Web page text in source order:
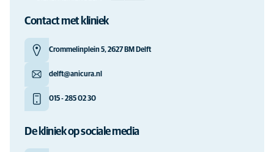
Contact met kliniek
Crommelinplein 5, 2627 BM Delft
delft@anicura.nl
015 - 285 02 30
De kliniek op sociale media